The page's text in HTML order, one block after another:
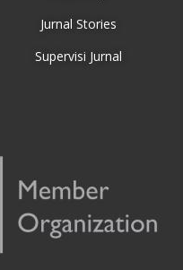
Jurnal Stories
Supervisi Jurnal